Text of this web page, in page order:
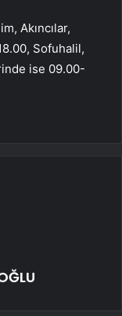
Akıncılar,
Sofuhalil,
ise 09.00-